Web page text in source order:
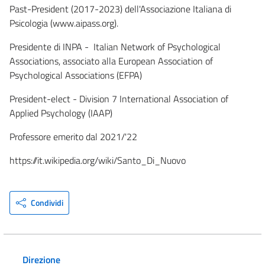
Past-President (2017-2023) dell'Associazione Italiana di
Psicologia (www.aipass.org).
Presidente di INPA - Italian Network of Psychological
Associations, associato alla European Association of
Psychological Associations (EFPA)
President-elect - Division 7 International Association of
Applied Psychology (IAAP)
Professore emerito dal 2021/'22
https://it.wikipedia.org/wiki/Santo_Di_Nuovo
Condividi
Direzione